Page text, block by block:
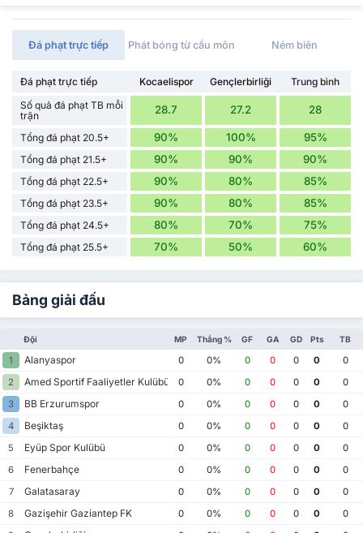
Đá phạt trực tiếp Phát bóng từ cầu môn Ném biên
Đá phạt trực tiếp Kocaelispor Gençlerbirliği
Trung bình
Số quả đá phạt TB mỗi
trận
28.7 27.2 28
Tổng đá phạt 20.5+ 90% 100% 95%
Tổng đá phạt 21.5+ 90% 90% 90%
Tổng đá phạt 22.5+ 90% 80% 85%
Tổng đá phạt 23.5+ 90% 80% 85%
Tổng đá phạt 24.5+ 80% 70% 75%
Tổng đá phạt 25.5+ 70% 50% 60%
Bảng giải đấu
Đội MP Thắng % GF GA GD Pts TB
1 Alanyaspor 0 0% 0 0 0 0
0
2
Amed Sportif Faaliyetler Kulübü 0 0% 0 0 0 0
0
3
BB Erzurumspor 0 0% 0 0 0 0
0
4
Beşiktaş 0 0% 0 0 0 0
0
5
Eyüp Spor Kulübü 0 0% 0 0 0 0
0
6
Fenerbahçe 0 0% 0 0 0 0
0
7
Galatasaray 0 0% 0 0 0 0
0
8
Gazişehir Gaziantep FK 0 0% 0 0 0 0
0